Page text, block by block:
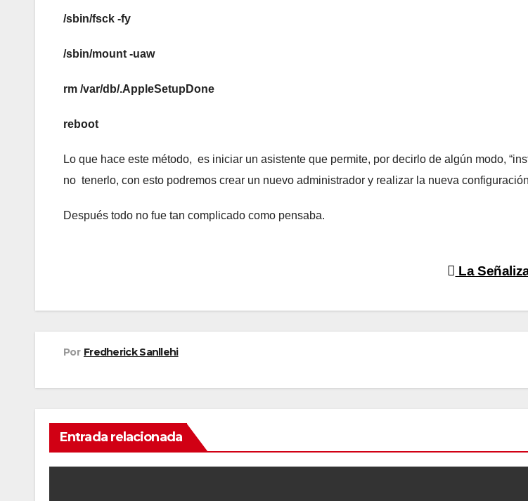
/sbin/fsck -fy
/sbin/mount -uaw
rm /var/db/.AppleSetupDone
reboot
Lo que hace este método, es iniciar un asistente que permite, por decirlo de algún modo,
no tenerlo, con esto podremos crear un nuevo administrador y realizar la nueva
Después todo no fue tan complicado como pensaba.
de
La
Por Fredherick Sanllehi
Entrada relacionada